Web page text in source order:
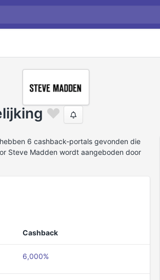
6 cashback-portals gevonden die
Steve Madden wordt aangeboden door
Cashback
6,000%